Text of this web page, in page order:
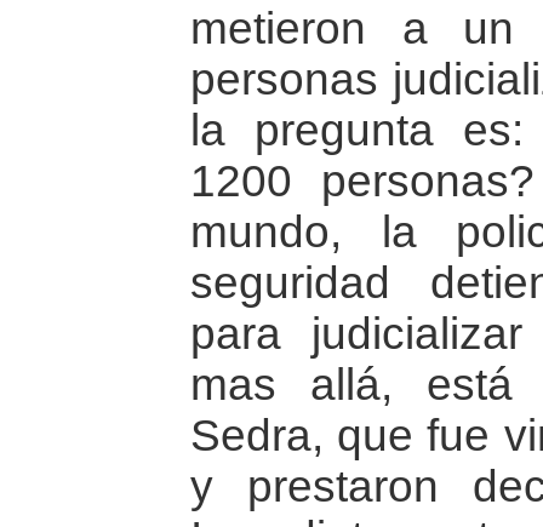
metieron a
personas
la pregunta
1200
mundo, la
seguridad
para
mas allá,
Sedra, que fue
y prestaron